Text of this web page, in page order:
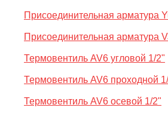
Присоединительная арматура
Присоединительная арматура
Термовентиль AV6 угловой 1/2"
Термовентиль AV6 проходной
Термовентиль AV6 осевой 1/2"